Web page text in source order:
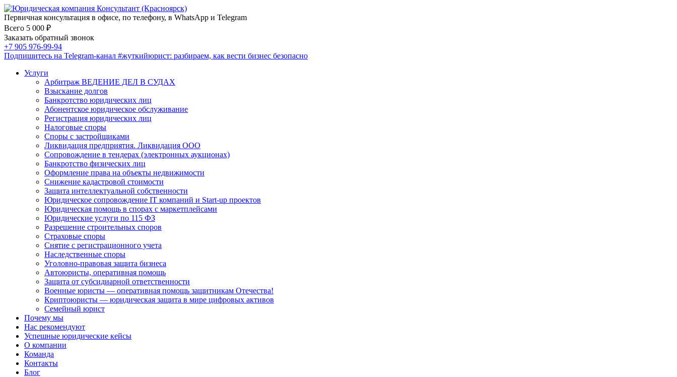
Первичная консультация в офисе, по телефону, в WhatsApp и Telegram
Всего 5 000 ₽
Заказать обратный звонок
+7 905 976-99-94
Подпишитесь на Telegram-канал #жуткийюрист: разбираем, как вести бизнес безопасно
Услуги
Арбитраж ВЕДЕНИЕ ДЕЛ В СУДАХ
Взыскание долгов
Банкротство юридических лиц
Абонентское юридическое обслуживание
Регистрация юридических лиц
Налоговые споры
Споры с застройщиками
Ликвидация предприятия. Ликвидация ООО
Сопровождение в тендерах (электронных аукционах)
Банкротство физических лиц
Оформление права на объекты недвижимости
Снижение кадастровой стоимости
Защита интеллектуальной собственности
Юридическое сопровождение IT компаний и Start-up проектов
Юридическая помощь в спорах с маркетплейсами
Юридические услуги по 115 ФЗ
Разрешение строительных споров
Страховые споры
Снятие с регистрационного учета
Наследственные споры
Уголовно-правовая защита бизнеса
Автоюристы, оперативная помощь
Защита от субсидиарной ответственности
Военные юристы — оперативная помощь защитникам Отечества!
Криптоюристы — юридическая защита в мире цифровых активов
Семейный юрист
Почему мы
Нас рекомендуют
Успешные юридические кейсы
О компании
Команда
Контакты
Блог